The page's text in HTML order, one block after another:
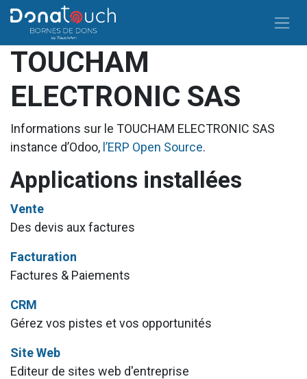
Se rendre au contenu
TOUCHAM
ELECTRONIC SAS
Informations sur le TOUCHAM ELECTRONIC SAS
instance d’Odoo, l’ERP Open Source.
Applications installées
Vente
Des devis aux factures
Facturation
Factures & Paiements
CRM
Gérez vos pistes et vos opportunités
Site Web
Editeur de sites web d'entreprise